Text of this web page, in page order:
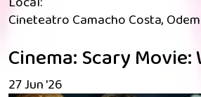
Cineteatro Camacho Costa,
Cinema: Scary Movie:
27 Jun '26